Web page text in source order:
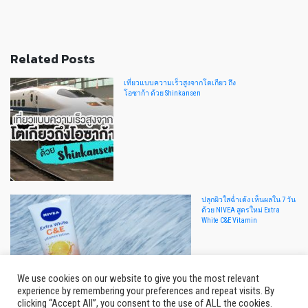
Related Posts
เที่ยวแบบความเร็วสูงจากโตเกียว ถึง
โอซาก้า ด้วย Shinkansen
ปลุกผิวใสฉ่ำเด้ง เห็นผลใน 7 วัน
ด้วย NIVEA สูตรใหม่ Extra
White C&E Vitamin
We use cookies on our website to give you the most relevant
experience by remembering your preferences and repeat visits. By
clicking “Accept All”, you consent to the use of ALL the cookies.